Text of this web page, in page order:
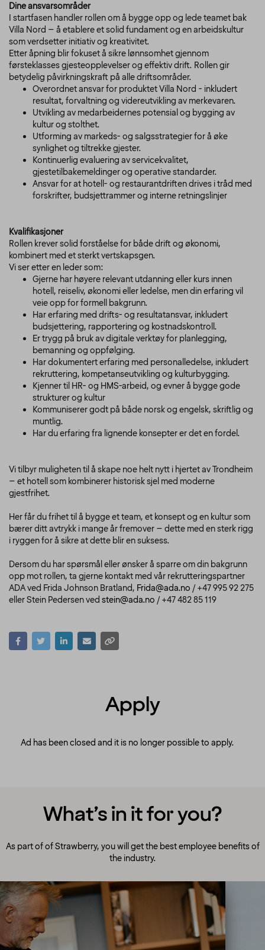
Dine ansvarsområder
I startfasen handler rollen om å bygge opp og lede teamet bak
Villa Nord – å etablere et solid fundament og en arbeidskultur
som verdsetter initiativ og kreativitet.
Etter åpning blir fokuset å sikre lønnsomhet gjennom
førsteklasses gjesteopplevelser og effektiv drift. Rollen gir
betydelig påvirkningskraft på alle driftsområder.
Overordnet ansvar for produktet Villa Nord - inkludert
resultat, forvaltning og videreutvikling av merkevaren.
Utvikling av medarbeidernes potensial og bygging av
kultur og stolthet.
Utforming av markeds- og salgsstrategier for å øke
synlighet og tiltrekke gjester.
Kontinuerlig evaluering av servicekvalitet,
gjestetilbakemeldinger og operative standarder.
Ansvar for at hotell- og restaurantdriften drives i tråd med
forskrifter, budsjettrammer og interne retningslinjer
Kvalifikasjoner
Rollen krever solid forståelse for både drift og økonomi,
kombinert med et sterkt vertskapsgen.
Vi ser etter en leder som:
Gjerne har høyere relevant utdanning eller kurs innen
hotell, reiseliv, økonomi eller ledelse, men din erfaring vil
veie opp for formell bakgrunn.
Har erfaring med drifts- og resultatansvar, inkludert
budsjettering, rapportering og kostnadskontroll.
Er trygg på bruk av digitale verktøy for planlegging,
bemanning og oppfølging.
Har dokumentert erfaring med personalledelse, inkludert
rekruttering, kompetanseutvikling og kulturbygging.
Kjenner til HR- og HMS-arbeid, og evner å bygge gode
strukturer og kultur
Kommuniserer godt på både norsk og engelsk, skriftlig og
muntlig.
Har du erfaring fra lignende konsepter er det en fordel.
Vi tilbyr muligheten til å skape noe helt nytt i hjertet av Trondheim
– et hotell som kombinerer historisk sjel med moderne
gjestfrihet.
Her får du frihet til å bygge et team, et konsept og en kultur som
bærer ditt avtrykk i mange år fremover – dette med en sterk rigg
i ryggen for å sikre at dette blir en suksess.
Dersom du har spørsmål eller ønsker å sparre om din bakgrunn
opp mot rollen, ta gjerne kontakt med vår rekrutteringspartner
ADA ved Frida Johnson Bratland, Frida@ada.no / +47 995 92 275
eller Stein Pedersen ved stein@ada.no / +47 482 85 119
Apply
Ad has been closed and it is no longer possible to apply.
What’s in it for you?
As part of of Strawberry, you will get the best employee benefits of
the industry.